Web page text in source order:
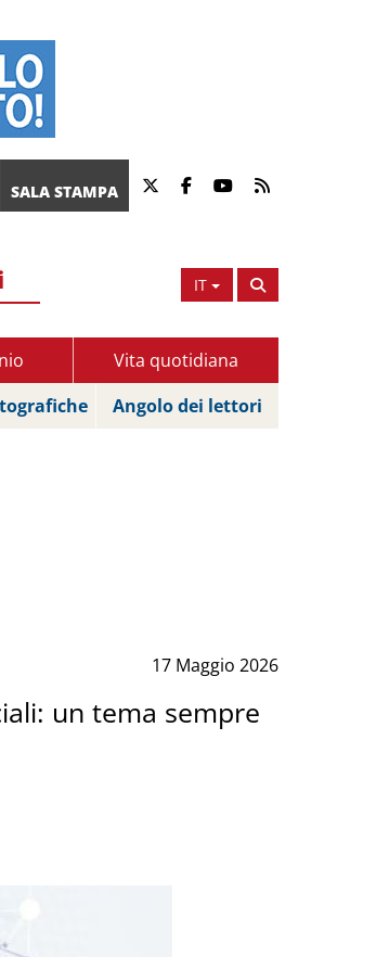
SALA STAMPA
IT
Vita quotidiana
Angolo dei lettori
17 Maggio 2026
un tema sempre